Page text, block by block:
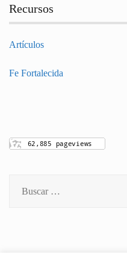
Recursos
Artículos
Fe Fortalecida